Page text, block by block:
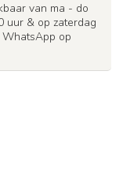
van ma - do
uur & op zaterdag
op